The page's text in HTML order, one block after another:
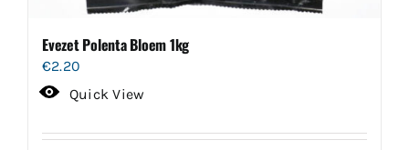
Evezet Polenta Bloem 1kg
€2.20
Quick View